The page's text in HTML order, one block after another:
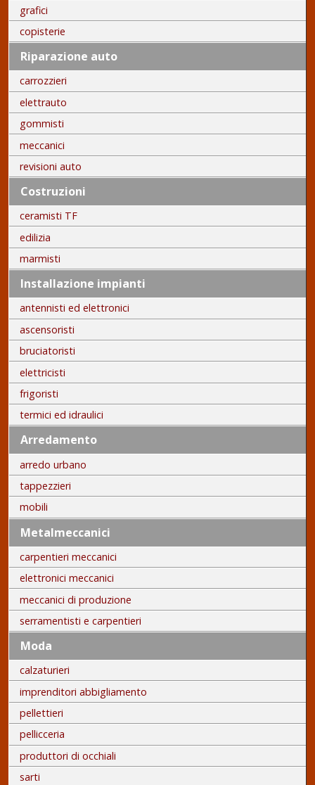
grafici
copisterie
Riparazione auto
carrozzieri
elettrauto
gommisti
meccanici
revisioni auto
Costruzioni
ceramisti TF
edilizia
marmisti
Installazione impianti
antennisti ed elettronici
ascensoristi
bruciatoristi
elettricisti
frigoristi
termici ed idraulici
Arredamento
arredo urbano
tappezzieri
mobili
Metalmeccanici
carpentieri meccanici
elettronici meccanici
meccanici di produzione
serramentisti e carpentieri
Moda
calzaturieri
imprenditori abbigliamento
pellettieri
pellicceria
produttori di occhiali
sarti